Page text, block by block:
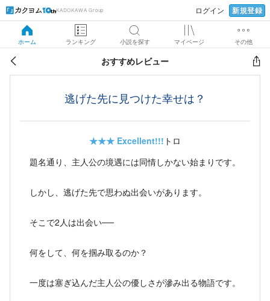
KADOKAWA Group ログイン 新規登録
ホーム ランキング 小説を探す マイページ その他
おすすめレビュー
逃げた先に見つけた幸せは？
★★★ Excellent!!! トロ
題名通り、主人公の境遇には同情しかない始まりです。
しかし、逃げた先で思わぬ出会いがあります。
そこで2人は出会い──
何をして、何を掴み取るのか？
一度は塞ぎ込んだ主人公の優しさが滲み出る物語です。